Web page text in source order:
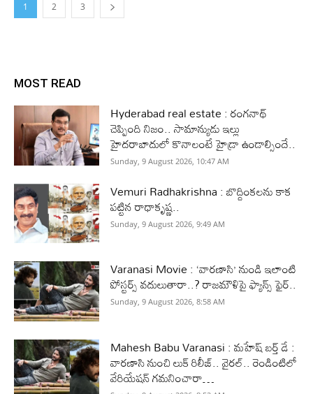
1 2 3
MOST READ
Hyderabad real estate : రంగనాథ్
చెప్పింది నిజం.. సామాన్యుడు ఇల్లు
హైదరాబాదులో కొనాలంటే హైడ్రా ఉండాల్సిందే..
Sunday, 9 August 2026, 10:47 AM
Vemuri Radhakrishna : బొద్దింకలను కాక
పట్టిన రాధాకృష్ణ..
Sunday, 9 August 2026, 9:49 AM
Varanasi Movie : ‘వారణాసి’ నుండి ఇలాంటి
పోస్టర్స్ వదులుతారా..? రాజమౌళిపై ఫ్యాన్స్ ఫైర్..
Sunday, 9 August 2026, 8:58 AM
Mahesh Babu Varanasi : మహేష్ బర్త్ డే :
వారణాసి నుంచి లుక్ రిలీజ్.. వైరల్.. రెండింటిలో
వేరియేషన్ గమనించారా…